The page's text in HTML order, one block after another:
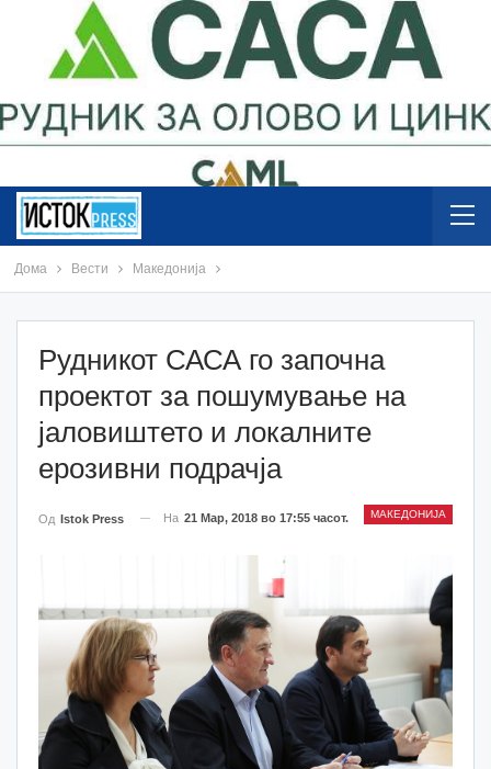
Дома Вести Македонија
Рудникот САСА го започна
проектот за пошумување на
јаловиштето и локалните
ерозивни подрачја
МАКЕДОНИЈА
Од Istok Press На 21 Мар, 2018 во 17:55 часот.